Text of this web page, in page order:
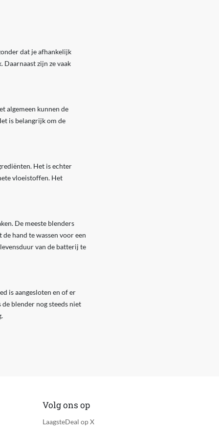
dat je afhankelijk
Daarnaast zijn ze vaak
algemeen kunnen de
is belangrijk om de
Het is echter
vloeistoffen. Het
De meeste blenders
hand te wassen voor een
van de batterij te
is aangesloten en of er
blender nog steeds niet
Volg ons op
LaagsteDeal op X